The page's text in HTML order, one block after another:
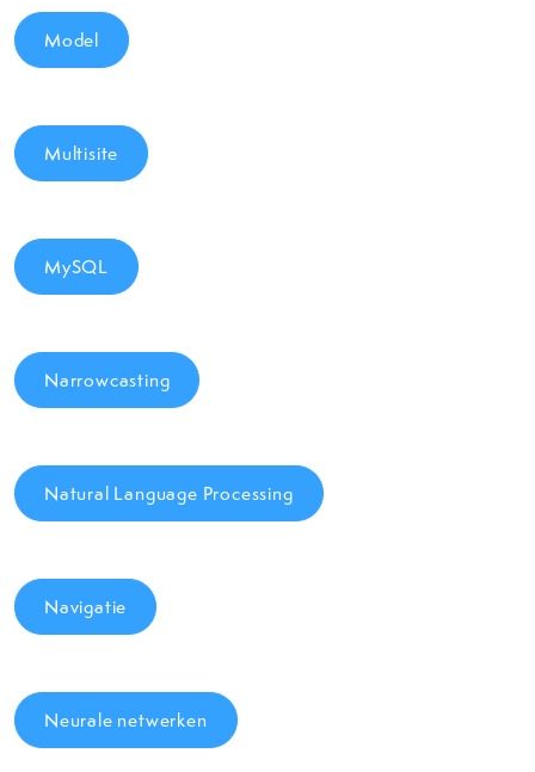
Model
Multisite
MySQL
Narrowcasting
Natural Language Processing
Navigatie
Neurale netwerken